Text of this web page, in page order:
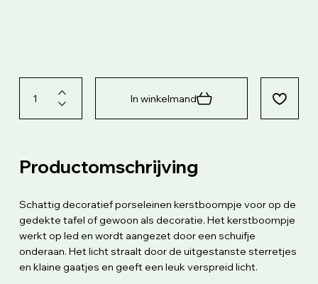
In winkelmand
Productomschrijving
Schattig decoratief porseleinen kerstboompje voor op de
gedekte tafel of gewoon als decoratie. Het kerstboompje
werkt op led en wordt aangezet door een schuifje
onderaan. Het licht straalt door de uitgestanste sterretjes
en klaine gaatjes en geeft een leuk verspreid licht.